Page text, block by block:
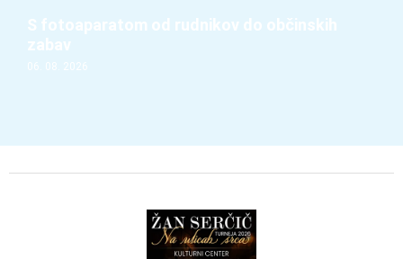
S fotoaparatom od rudnikov do občinskih
zabav
06. 08. 2026